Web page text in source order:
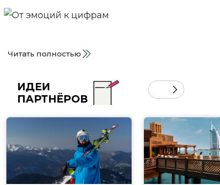
Читать полностью
ИДЕИ
ПАРТНЁРОВ